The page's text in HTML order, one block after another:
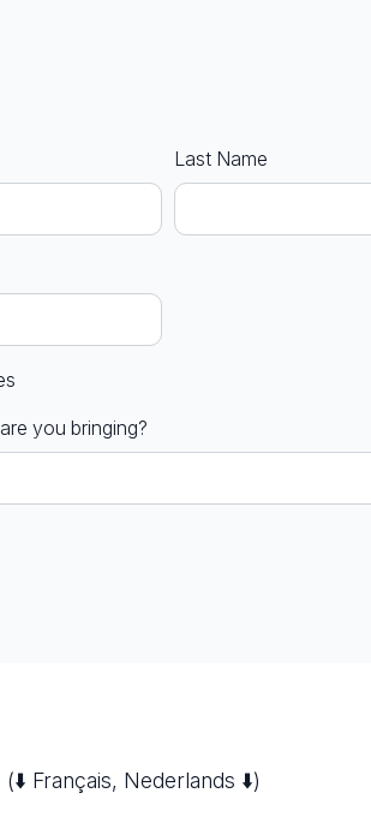
Last Name
you bringing?
Français, Nederlands ⬇️)